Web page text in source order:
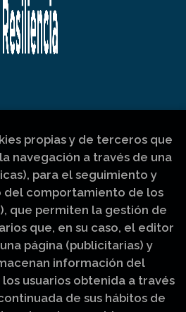
propias y de terceros que
navegación a través de una
para el seguimiento y
del comportamiento de los
que permiten la gestión de
que, en su caso, el editor
página (publicitarias) y
información del
usuarios obtenida a través
de sus hábitos de